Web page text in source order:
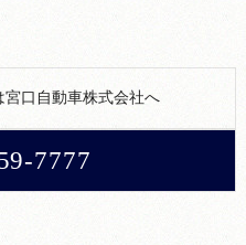
宮口自動車株式会社へ
7777